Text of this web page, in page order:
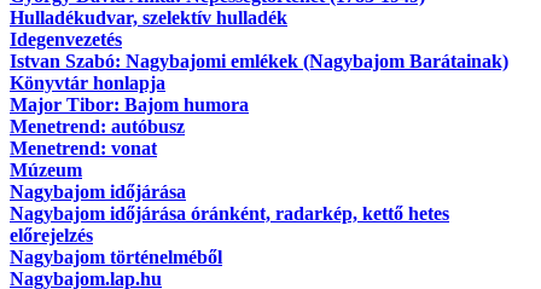
Hulladékudvar, szelektív hulladék
Idegenvezetés
Istvan Szabó: Nagybajomi emlékek (Nagybajom Barátainak)
Könyvtár honlapja
Major Tibor: Bajom humora
Menetrend: autóbusz
Menetrend: vonat
Múzeum
Nagybajom időjárása
Nagybajom időjárása óránként, radarkép, kettő hetes
előrejelzés
Nagybajom történelméből
Nagybajom.lap.hu